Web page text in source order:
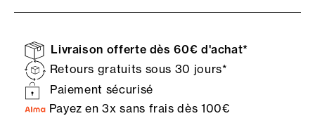
Livraison offerte dès 60€ d'achat*
Retours gratuits sous 30 jours*
Paiement sécurisé
Payez en 3x sans frais dès 100€